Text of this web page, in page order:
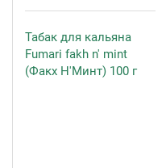
Табак для кальяна
Fumari fakh n' mint
(Факх Н'Минт) 100 г